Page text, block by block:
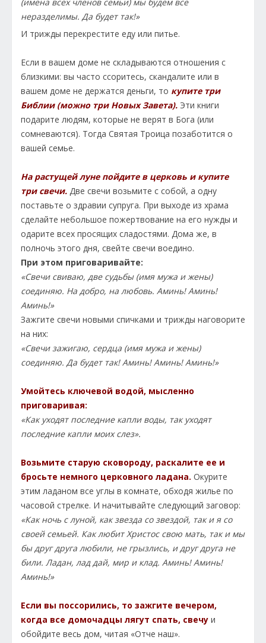
(имена всех членов семьи) мы будем все
неразделимы. Да будет так!»
И трижды перекрестите еду или питье.
Если в вашем доме не складываются отношения с
близкими: вы часто ссоритесь, скандалите или в
вашем доме не держатся деньги, то купите три
Библии (можно три Новых Завета). Эти книги
подарите людям, которые не верят в Бога (или
сомневаются). Тогда Святая Троица позаботится о
вашей семье.
На растущей луне пойдите в церковь и купите
три свечи. Две свечи возьмите с собой, а одну
поставьте о здравии супруга. При выходе из храма
сделайте небольшое пожертвование на его нужды и
одарите всех просящих сладостями. Дома же, в
полночь этого дня, свейте свечи воедино.
При этом приговаривайте:
«Свечи свиваю, две судьбы (имя мужа и жены)
соединяю. На добро, на любовь. Аминь! Аминь!
Аминь!»
Зажгите свечи новыми спичками и трижды наговорите
на них:
«Свечи зажигаю, сердца (имя мужа и жены)
соединяю. Да будет так! Аминь! Аминь! Аминь!»
Умойтесь ключевой водой, мысленно
приговаривая:
«Как уходят последние капли воды, так уходят
последние капли моих слез».
Возьмите старую сковороду, раскалите ее и
бросьте немного церковного ладана. Окурите
этим ладаном все углы в комнате, обходя жилье по
часовой стрелке. И начитывайте следующий заговор:
«Как ночь с луной, как звезда со звездой, так и я со
своей семьей. Как любит Христос свою мать, так и мы
бы друг друга любили, не грызлись, и друг друга не
били. Ладан, лад дай, мир и клад. Аминь! Аминь!
Аминь!»
Если вы поссорились, то зажгите вечером,
когда все домочадцы лягут спать, свечу и
обойдите весь дом, читая «Отче наш».